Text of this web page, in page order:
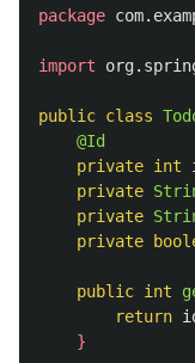
package
import
public class
@Id
private int
private
private
private
public int
return
}